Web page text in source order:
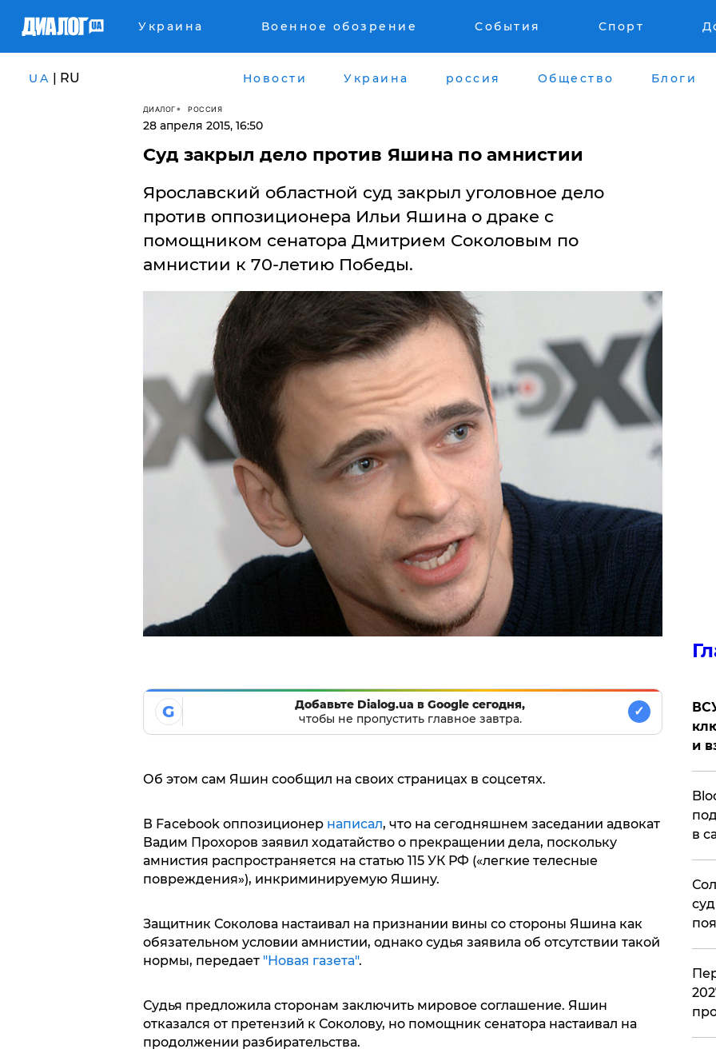
Украина Военное обозрение События Спорт
UA | RU Новости Украина россия Общество Блоги
ДИАЛОГ РОССИЯ
28 апреля 2015, 16:50
Суд закрыл дело против Яшина по амнистии
Ярославский областной суд закрыл уголовное дело
против оппозиционера Ильи Яшина о драке с
помощником сенатора Дмитрием Соколовым по
амнистии к 70-летию Победы.
G
Добавьте Dialog.ua в Google сегодня,
чтобы не пропустить главное завтра.
✓
Об этом сам Яшин сообщил на своих страницах в соцсетях.
В Facebook оппозиционер написал, что на сегодняшнем заседании адвокат
Вадим Прохоров заявил ходатайство о прекращении дела, поскольку
амнистия распространяется на статью 115 УК РФ («легкие телесные
повреждения»), инкриминируемую Яшину.
Защитник Соколова настаивал на признании вины со стороны Яшина как
обязательном условии амнистии, однако судья заявила об отсутствии такой
нормы, передает "Новая газета".
Судья предложила сторонам заключить мировое соглашение. Яшин
отказался от претензий к Соколову, но помощник сенатора настаивал на
продолжении разбирательства.
и
в